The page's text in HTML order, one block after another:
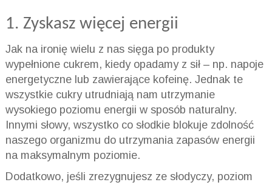
1. Zyskasz więcej energii
Jak na ironię wielu z nas sięga po produkty
wypełnione cukrem, kiedy opadamy z sił – np. napoje
energetyczne lub zawierające kofeinę. Jednak te
wszystkie cukry utrudniają nam utrzymanie
wysokiego poziomu energii w sposób naturalny.
Innymi słowy, wszystko co słodkie blokuje zdolność
naszego organizmu do utrzymania zapasów energii
na maksymalnym poziomie.
Dodatkowo, jeśli zrezygnujesz ze słodyczy, poziom